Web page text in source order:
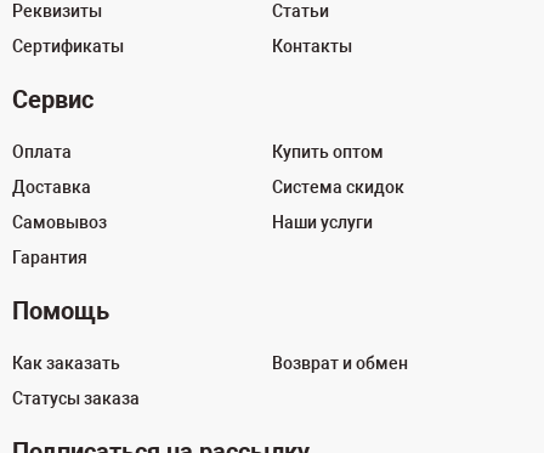
Реквизиты
Сертификаты
Статьи
Контакты
Сервис
Оплата
Доставка
Самовывоз
Гарантия
Купить оптом
Система скидок
Наши услуги
Помощь
Как заказать
Статусы заказа
Возврат и обмен